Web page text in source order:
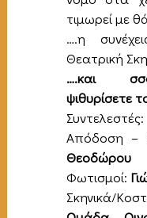
τιμωρεί με
….η
Θεατρική
….και
ψιθυρίσετε
Συντελεστές:
Απόδοση –
Θεοδώρου
Φωτισμοί:
Σκηνικά/